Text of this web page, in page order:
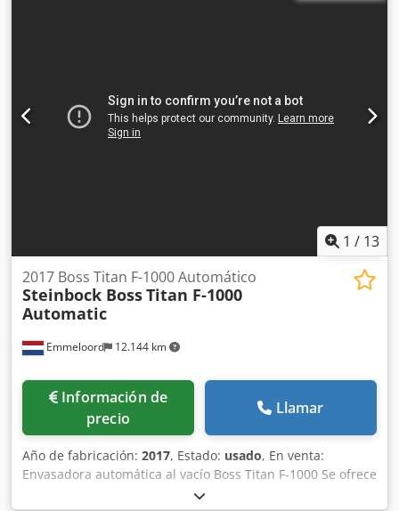
1 / 13
Emmeloord 12.144 km
2017 Boss Titan F-1000 Automático
Steinbock BossTitan F-1000
Automatic
Información de
precio
Llamar
Año de fabricación: 2017, Estado: usado, En venta:
Envasadora automática al vacío Boss Titan F-1000 Se ofrece
en venta una envasadora automática al vacío Boss Titan F-